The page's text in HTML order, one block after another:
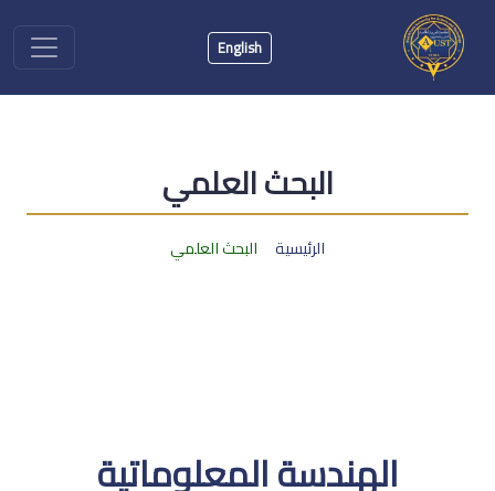
English
البحث العلمي
الرئيسية البحث العلمي
الهندسة المعلوماتية